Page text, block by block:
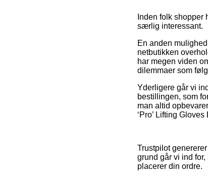
Inden folk
særlig interessant.
En anden
netbutikken
har megen viden
dilemmaer som
Yderligere går vi
bestillingen, som
man altid
‘Pro’ Lifting
Trustpilot
grund går vi ind
placerer din ordre.